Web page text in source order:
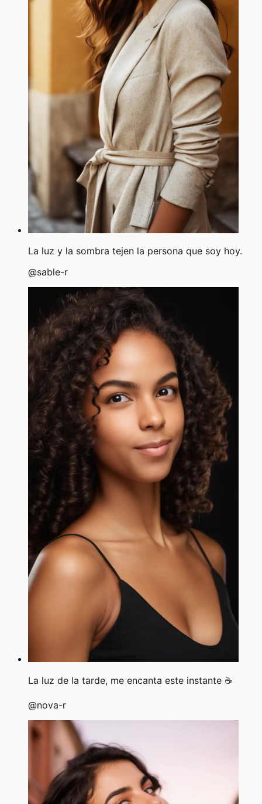
La luz y la sombra tejen la persona que soy hoy.
@sable-r
La luz de la tarde, me encanta este instante ☕
@nova-r